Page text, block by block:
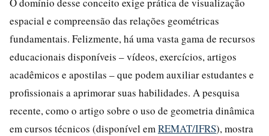
espacial e compreensão das relações geométricas
fundamentais. Felizmente, há uma vasta gama de recursos
educacionais disponíveis – vídeos, exercícios, artigos
acadêmicos e apostilas – que podem auxiliar estudantes e
profissionais a aprimorar suas habilidades. A pesquisa
recente, como o artigo sobre o uso de geometria dinâmica
em cursos técnicos (disponível em REMAT/IFRS), mostra